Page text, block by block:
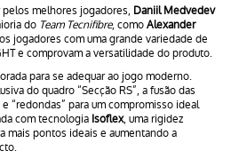
melhores jogadores, Daniil Medvedev
do Team Tecnifibre, comoAlexander
jogadores com uma grande variedade de
e comprovam a versatilidade do produto.
para se adequar ao jogo moderno.
do quadro “Secção RS”, a fusão das
“redondas” para um compromisso ideal
com tecnologia Isoflex, uma rigidez
mais pontos ideais e aumentando a